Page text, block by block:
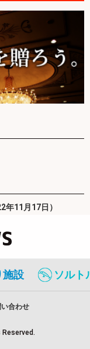
11月17日）
施設 ソルト
い合わせ